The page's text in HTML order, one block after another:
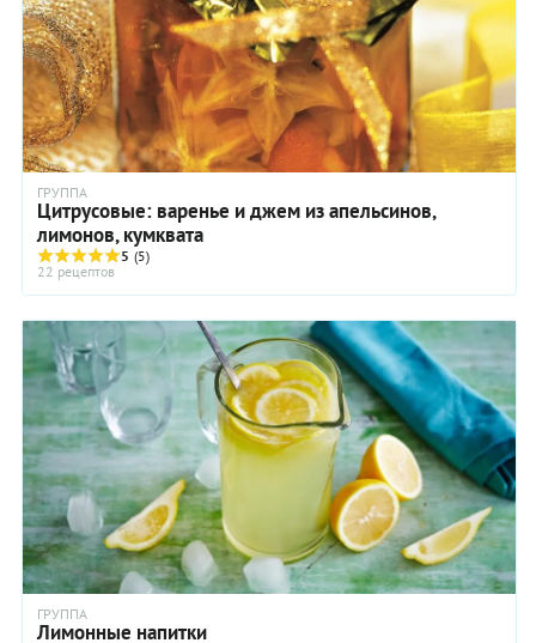
ГРУППА
Цитрусовые: варенье и джем из апельсинов,
лимонов, кумквата
5 (5)
22 рецептов
ГРУППА
Лимонные напитки